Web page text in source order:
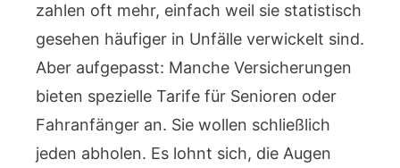
zahlen oft mehr, einfach weil sie statistisch
gesehen häufiger in Unfälle verwickelt sind.
Aber aufgepasst: Manche Versicherungen
bieten spezielle Tarife für Senioren oder
Fahranfänger an. Sie wollen schließlich
jeden abholen. Es lohnt sich, die Augen